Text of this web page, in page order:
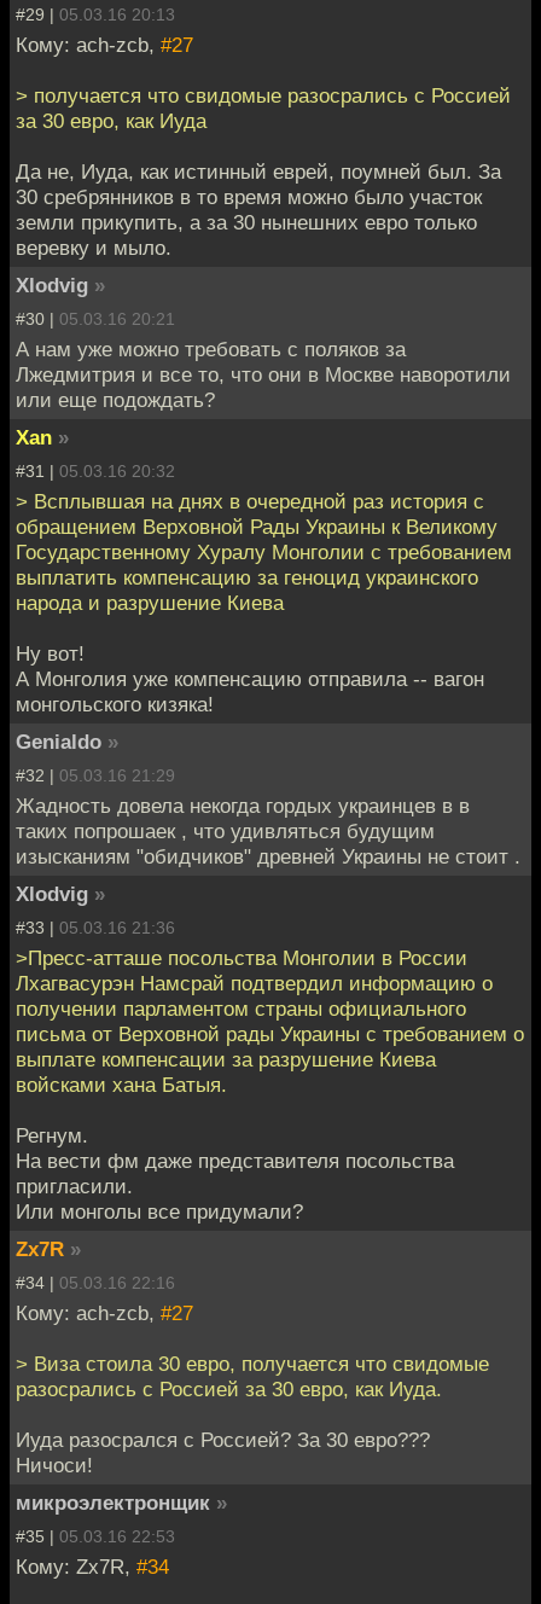
#29 | 05.03.16 20:13
Кому: ach-zcb, #27
> получается что свидомые разосрались с Россией
за 30 евро, как Иуда
Да не, Иуда, как истинный еврей, поумней был. За
30 сребрянников в то время можно было участок
земли прикупить, а за 30 нынешних евро только
веревку и мыло.
Xlodvig »
#30 | 05.03.16 20:21
А нам уже можно требовать с поляков за
Лжедмитрия и все то, что они в Москве наворотили
или еще подождать?
Xan »
#31 | 05.03.16 20:32
> Всплывшая на днях в очередной раз история с
обращением Верховной Рады Украины к Великому
Государственному Хуралу Монголии с требованием
выплатить компенсацию за геноцид украинского
народа и разрушение Киева
Ну вот!
А Монголия уже компенсацию отправила -- вагон
монгольского кизяка!
Genialdo »
#32 | 05.03.16 21:29
Жадность довела некогда гордых украинцев в в
таких попрошаек , что удивляться будущим
изысканиям "обидчиков" древней Украины не стоит .
Xlodvig »
#33 | 05.03.16 21:36
>Пресс-атташе посольства Монголии в России
Лхагвасурэн Намсрай подтвердил информацию о
получении парламентом страны официального
письма от Верховной рады Украины с требованием о
выплате компенсации за разрушение Киева
войсками хана Батыя.
Регнум.
На вести фм даже представителя посольства
пригласили.
Или монголы все придумали?
Zx7R »
#34 | 05.03.16 22:16
Кому: ach-zcb, #27
> Виза стоила 30 евро, получается что свидомые
разосрались с Россией за 30 евро, как Иуда.
Иуда разосрался с Россией? За 30 евро???
Ничоси!
микроэлектронщик »
#35 | 05.03.16 22:53
Кому: Zx7R, #34